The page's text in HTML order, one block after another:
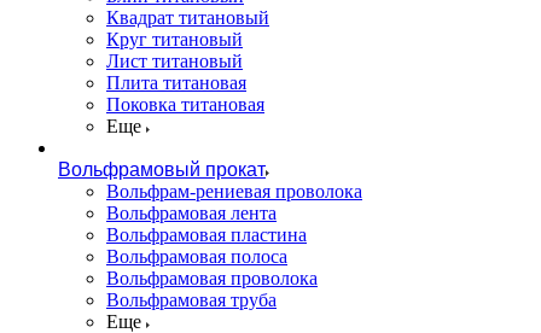
Квадрат титановый
Круг титановый
Лист титановый
Плита титановая
Поковка титановая
Еще
Вольфрамовый прокат
Вольфрам-рениевая проволока
Вольфрамовая лента
Вольфрамовая пластина
Вольфрамовая полоса
Вольфрамовая проволока
Вольфрамовая труба
Еще